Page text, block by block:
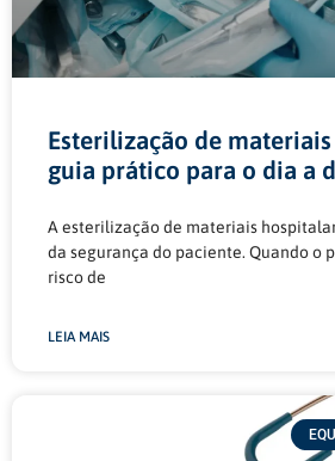
Esterilização de
guia prático para o dia a
A esterilização de materiais
da segurança do paciente. Quando o
risco de
LEIA MAIS